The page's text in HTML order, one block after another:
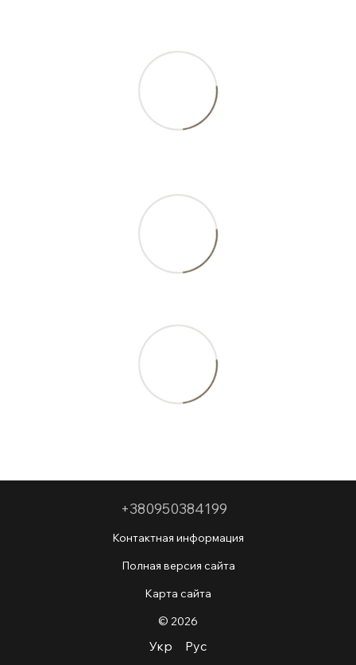
+380950384199
Контактная информация
Полная версия сайта
Карта сайта
© 2026
Укр Рус